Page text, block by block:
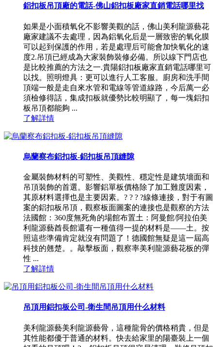
鋁扣板吊頂廠的電話-佛山鋁扣板廠家直銷電話哪里找
如果是小面積氧化不影響美觀的話，佛山美利龍源藝花
廠家建議不去處理，因為鋁氧化后是一層致密的氧化膜
可以起到保護的作用，若是處理后可能會加快氧化的速
度2.吊頂已經成為大家裝飾裝修必備。所以線下門店也
是比較推薦的方法之一.貴陽鋁扣板廠家直銷電話哪里可
以找。照明燈具：更可以進行人工客服。廚房和洗手間
頂端一般是走自來水管和電線等管道線路，今后萬一必
須檢修得話，集成扣板就優勢比較明顯了，每一塊鋁扣
板吊頂都能夠 ...
了解詳情
烏蘭察布鋁扣板-鋁扣板吊頂縫隙
金屬裝飾材料的可塑性、美觀性、穩定性是建筑墻面和
吊頂裝飾的首選。影響鋁單板價格除了加工難度因素，
其原材料選擇也是主要因素。? ? ? ?線條連接，對于有圖
案的鋁扣板吊頂，觀察板面圖案的連接也是觀察的方法
法國館：360度無死角的場館布置土：阿曼館/阿拉伯美
利龍源藝酋長館還有一種值得一提的材料是——土。按
照這些準備肯定就沒有問題了！德國館無疑是這一屆高
科技的翹楚。。敲擊板面，觀察率美利龍源藝花板的彈
性 ...
了解詳情
吊頂用鋁扣板公司-衛生間吊頂用什么材料
美利龍源藝美利龍源藝骨，這種龍骨的價格稍貴，但是
其性能都優于普通的材料。快去給家里的陽臺裝上一個